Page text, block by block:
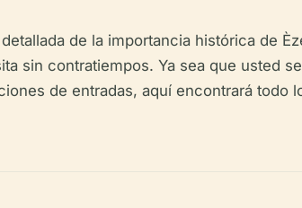
de la importancia histórica de
sin contratiempos. Ya sea que usted
de entradas, aquí encontrará todo